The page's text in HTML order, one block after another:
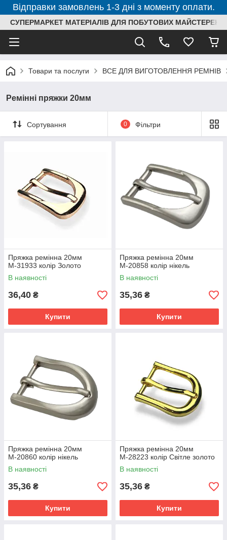
Відправки замовлень 1-3 дні з моменту оплати.
СУПЕРМАРКЕТ МАТЕРІАЛІВ ДЛЯ ПОБУТОВИХ МАЙСТЕРЕНЬ
Товари та послуги ВСЕ ДЛЯ ВИГОТОВЛЕННЯ РЕМНІВ
Ремінні пряжки 20мм
Сортування 0 Фільтри
Пряжка ремінна 20мм
М-31933 колір Золото
В наявності
36,40 ₴
Купити
Пряжка ремінна 20мм
М-20858 колір нікель
В наявності
35,36 ₴
Купити
Пряжка ремінна 20мм
М-20860 колір нікель
В наявності
35,36 ₴
Купити
Пряжка ремінна 20мм
М-28223 колір Світле золото
В наявності
35,36 ₴
Купити